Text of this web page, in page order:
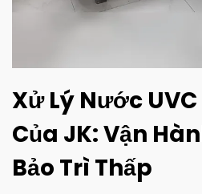
Xử Lý Nước
Của JK: Vận
Bảo Trì Thấp